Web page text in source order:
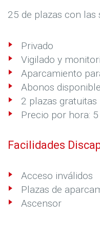
25 de plazas con las
Privado
Vigilado y
Aparcamiento
Abonos
2 plazas
Precio por hora:
Facilidades
Acceso inválidos
Plazas de
Ascensor